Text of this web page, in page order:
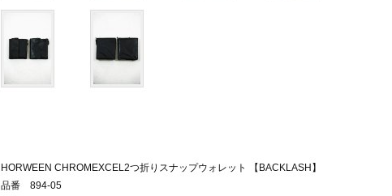
HORWEEN CHROMEXCEL2つ折りスナップウォレット 【BACKLASH】
品番 894-05